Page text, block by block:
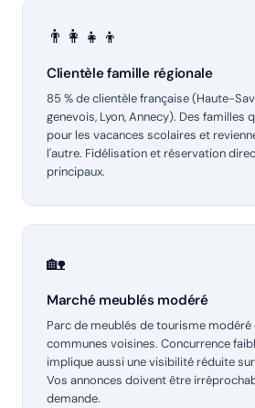
👨‍👩‍👧‍👦
Clientèle famille régionale
85 % de clientèle française (Haute-
genevois, Lyon, Annecy). Des familles
pour les vacances scolaires et
l'autre. Fidélisation et réservation
principaux.
🏡
Marché meublés modéré
Parc de meublés de tourisme modéré
communes voisines. Concurrence
implique aussi une visibilité réduite
Vos annonces doivent être
demande.